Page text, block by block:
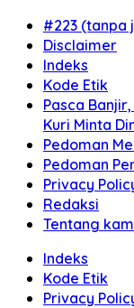
#223 (tanpa
Disclaimer
Indeks
Kode Etik
Pasca
Kuri Minta
Pedoman
Pedoman
Privacy
Redaksi
Tentang
Indeks
Kode Etik
Privacy